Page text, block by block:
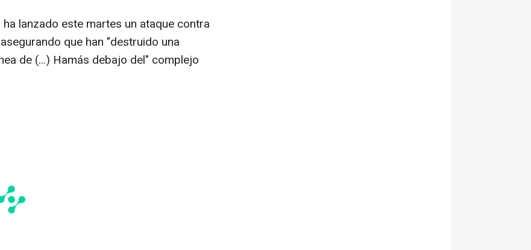
lanzado este martes un ataque contra
que han "destruido una
de (...) Hamás debajo del" complejo